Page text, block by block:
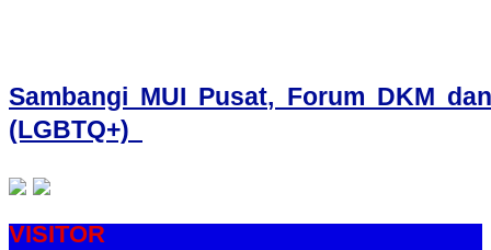
Sambangi MUI Pusat, Forum DKM
(LGBTQ+)
VISITOR